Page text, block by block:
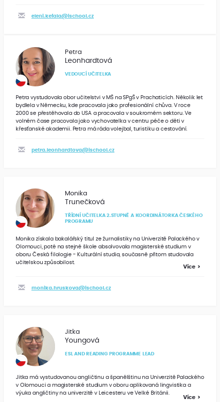
eleni.kefala@ischool.cz
Petra
Leonhardtová
VEDOUCÍ UČITELKA
Petra vystudovala obor učitelstvi v MŠ na SPgŠ v Prachaticích. Několik let
bydlela v Německu, kde pracovala jako profesionální chůva. V roce ​
2000 se přestěhovala do USA a pracovala v soukromém sektoru. Ve
volném čase pracovala jako vychovatelka v centru péče o děti v
křesťanské akademii. Petra má ráda volejbal, turistiku a cestování.
petra.leonhardtova@ischool.cz
Monika
Trunečková
TŘÍDNÍ UČITELKA 2.STUPNĚ A KOORDINÁTORKA ČESKÉHO
PROGRAMU
Monika získala bakalářský titul ze žurnalistiky na Univerzitě Palackého v
Olomouci, poté na stejné škole absolvovala magisterské studium v
oboru Česká filologie - Kulturální studia, současně přitom studovala
učitelskou způsobilost.
Více
monika.hruskova@ischool.cz
Jitka
Youngová
ESL AND READING PROGRAMME LEAD
Jitka má vystudovanou angličtinu a španělštinu na Univerzitě Palackého
v Olomouci a magisterské studium v oboru aplikovaná lingvistika a
výuka angličtiny na univerzitě v Leicesteru ve Velké Británii.
Více